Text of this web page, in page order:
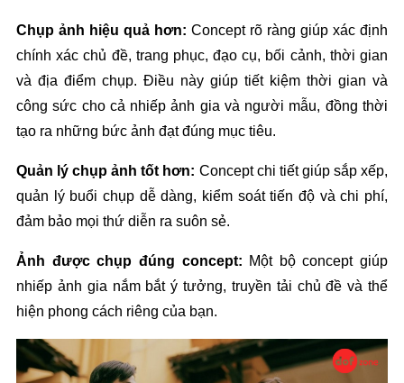
Chụp ảnh hiệu quả hơn: Concept rõ ràng giúp xác định
chính xác chủ đề, trang phục, đạo cụ, bối cảnh, thời gian
và địa điểm chụp. Điều này giúp tiết kiệm thời gian và
công sức cho cả nhiếp ảnh gia và người mẫu, đồng thời
tạo ra những bức ảnh đạt đúng mục tiêu.
Quản lý chụp ảnh tốt hơn: Concept chi tiết giúp sắp xếp,
quản lý buổi chụp dễ dàng, kiểm soát tiến độ và chi phí,
đảm bảo mọi thứ diễn ra suôn sẻ.
Ảnh được chụp đúng concept: Một bộ concept giúp
nhiếp ảnh gia nắm bắt ý tưởng, truyền tải chủ đề và thể
hiện phong cách riêng của bạn.